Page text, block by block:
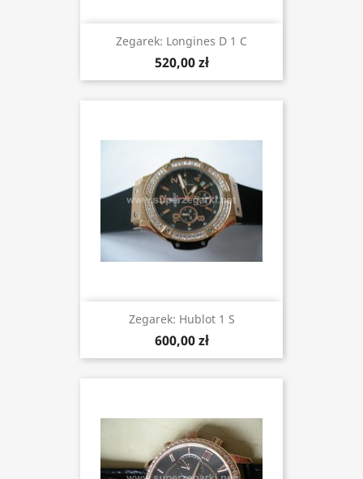
Zegarek: Longines D 1 C
520,00 zł
Zegarek: Hublot 1 S
600,00 zł